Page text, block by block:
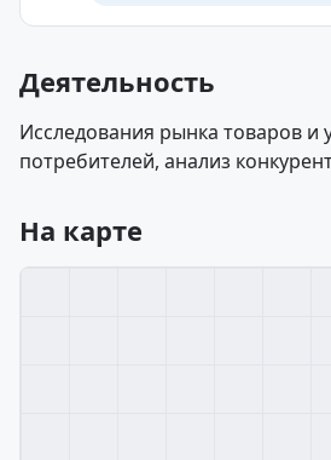
Деятельность
Исследования рынка товаров и
потребителей, анализ
На карте